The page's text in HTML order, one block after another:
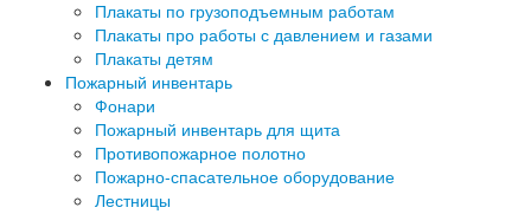
Плакаты по грузоподъемным работам
Плакаты про работы с давлением и газами
Плакаты детям
Пожарный инвентарь
Фонари
Пожарный инвентарь для щита
Противопожарное полотно
Пожарно-спасательное оборудование
Лестницы